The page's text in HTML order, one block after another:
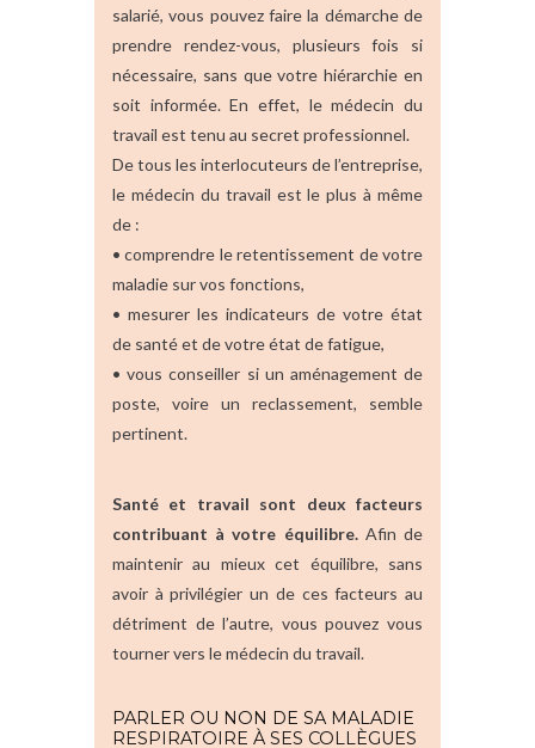
salarié, vous pouvez faire la démarche de
prendre rendez-vous, plusieurs fois si
nécessaire, sans que votre hiérarchie en
soit informée. En effet, le médecin du
travail est tenu au secret professionnel.
De tous les interlocuteurs de l’entreprise,
le médecin du travail est le plus à même
de :
• comprendre le retentissement de votre
maladie sur vos fonctions,
• mesurer les indicateurs de votre état
de santé et de votre état de fatigue,
• vous conseiller si un aménagement de
poste, voire un reclassement, semble
pertinent.
Santé et travail sont deux facteurs
contribuant à votre équilibre.Afin de
maintenir au mieux cet équilibre, sans
avoir à privilégier un de ces facteurs au
détriment de l’autre, vous pouvez vous
tourner vers le médecin du travail.
PARLER OU NON DE SA MALADIE
RESPIRATOIRE À SES COLLÈGUES